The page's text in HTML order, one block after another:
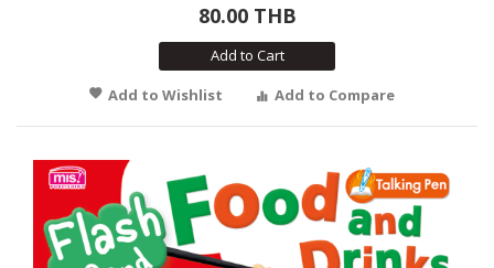
80.00 THB
Add to Cart
Add to Wishlist
Add to Compare